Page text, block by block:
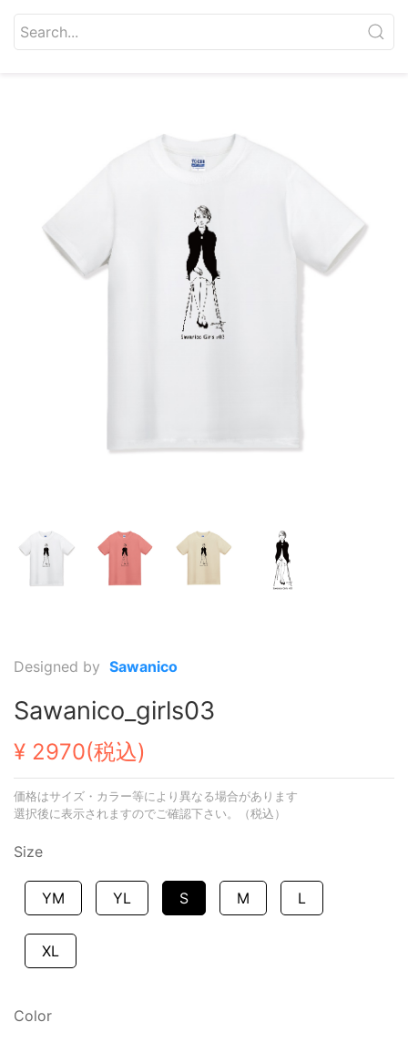
Designed by Sawanico
Sawanico_girls03
¥ 2970(税込)
価格はサイズ・カラー等により異なる場合があります
選択後に表示されますのでご確認下さい。（税込）
Size
YM YL S M L
XL
Color